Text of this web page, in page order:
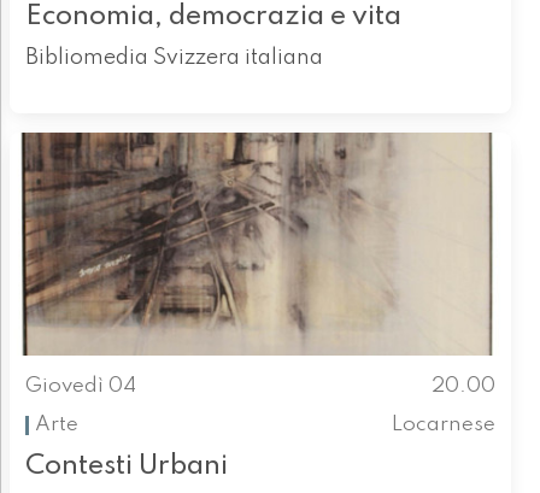
Economia, democrazia e vita
Bibliomedia Svizzera italiana
Giovedì 04
20.00
Arte
Locarnese
Contesti Urbani